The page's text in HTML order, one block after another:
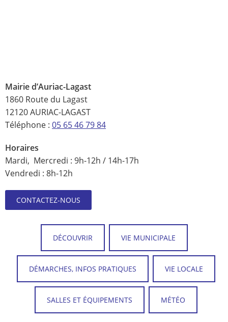
Mairie d’Auriac-Lagast
1860 Route du Lagast
12120 AURIAC-LAGAST
Téléphone : 05 65 46 79 84
Horaires
Mardi, Mercredi : 9h-12h / 14h-17h
Vendredi : 8h-12h
CONTACTEZ-NOUS
DÉCOUVRIR VIE MUNICIPALE
DÉMARCHES, INFOS PRATIQUES VIE LOCALE
SALLES ET ÉQUIPEMENTS MÉTÉO